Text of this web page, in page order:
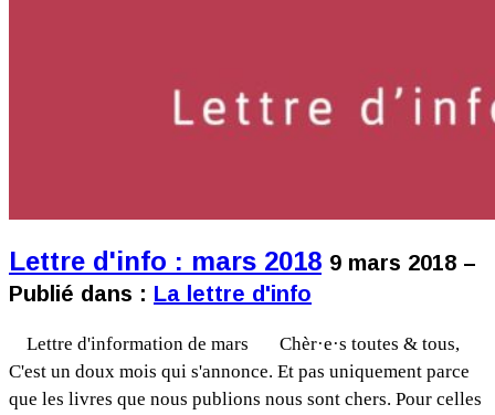
Lettre d'info : mars 2018 9 mars 2018 –
Publié dans : La lettre d'info
Lettre d'information de mars Chèr·e·s toutes & tous,
C'est un doux mois qui s'annonce. Et pas uniquement parce
que les livres que nous publions nous sont chers. Pour celles